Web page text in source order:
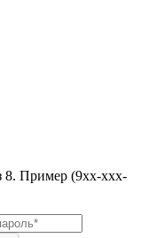
8. Пример (9хх-ххх-